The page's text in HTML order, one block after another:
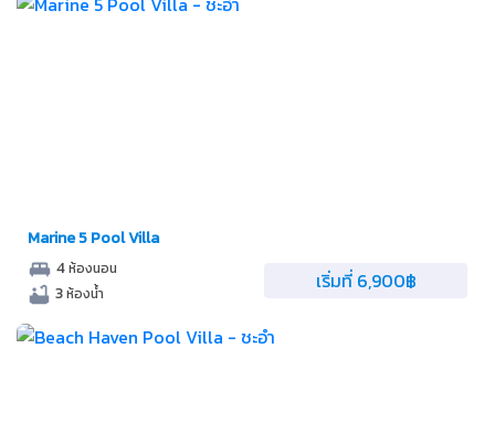
Marine 5 Pool Villa
4ห้องนอน
3ห้องน้ำ เริ่มที่ 6,900฿